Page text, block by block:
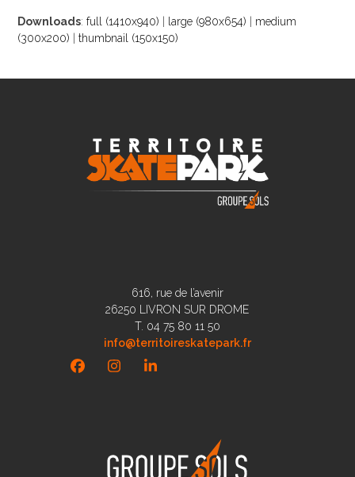
Downloads:full (1410x940) large (980x654)
medium
(300x200) |thumbnail (150x150)
616, rue de l’avenir
26250 LIVRON SUR DROME
T. 04 75 80 11 50
info@territoireskatepark.fr
FacebookInstagramLinkedIn